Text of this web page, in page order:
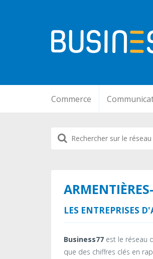
Commerce
LES ENTREPRISES
Business77 est le réseau
que des chiffres clés en